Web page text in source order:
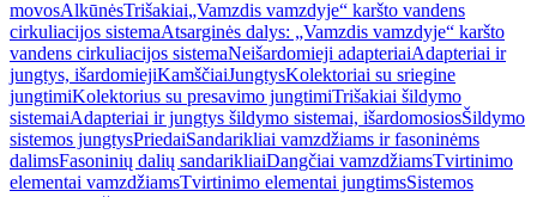
movosAlkūnėsTrišakiai„Vamzdis vamzdyje“ karšto vandens
cirkuliacijos sistemaAtsarginės dalys: „Vamzdis vamzdyje“ karšto
vandens cirkuliacijos sistemaNeišardomieji adapteriaiAdapteriai ir
jungtys, išardomiejiKamščiaiJungtysKolektoriai su sriegine
jungtimiKolektorius su presavimo jungtimiTrišakiai šildymo
sistemaiAdapteriai ir jungtys šildymo sistemai, išardomosiosŠildymo
sistemos jungtysPriedaiSandarikliai vamzdžiams ir fasoninėms
dalimsFasoninių dalių sandarikliaiDangčiai vamzdžiamsTvirtinimo
elementai vamzdžiamsTvirtinimo elementai jungtimsSistemos